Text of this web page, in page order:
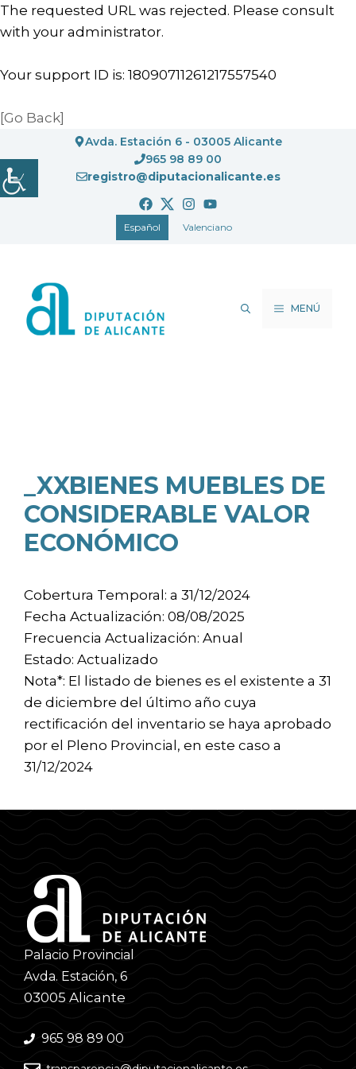
The requested URL was rejected. Please consult
with your administrator.
Your support ID is: 18090711261217557540
[Go Back]
al
contenido
Avda. Estación 6 - 03005 Alicante
965 98 89 00
registro@diputacionalicante.es
Español Valenciano
MENÚ
_XXBIENES MUEBLES DE
CONSIDERABLE VALOR
ECONÓMICO
Cobertura Temporal: a 31/12/2024
Fecha Actualización: 08/08/2025
Frecuencia Actualización: Anual
Estado: Actualizado
Nota*: El listado de bienes es el existente a 31
de diciembre del último año cuya
rectificación del inventario se haya aprobado
por el Pleno Provincial, en este caso a
31/12/2024
Palacio Provincial
Avda. Estación, 6
03005 Alicante
965 98 89 00